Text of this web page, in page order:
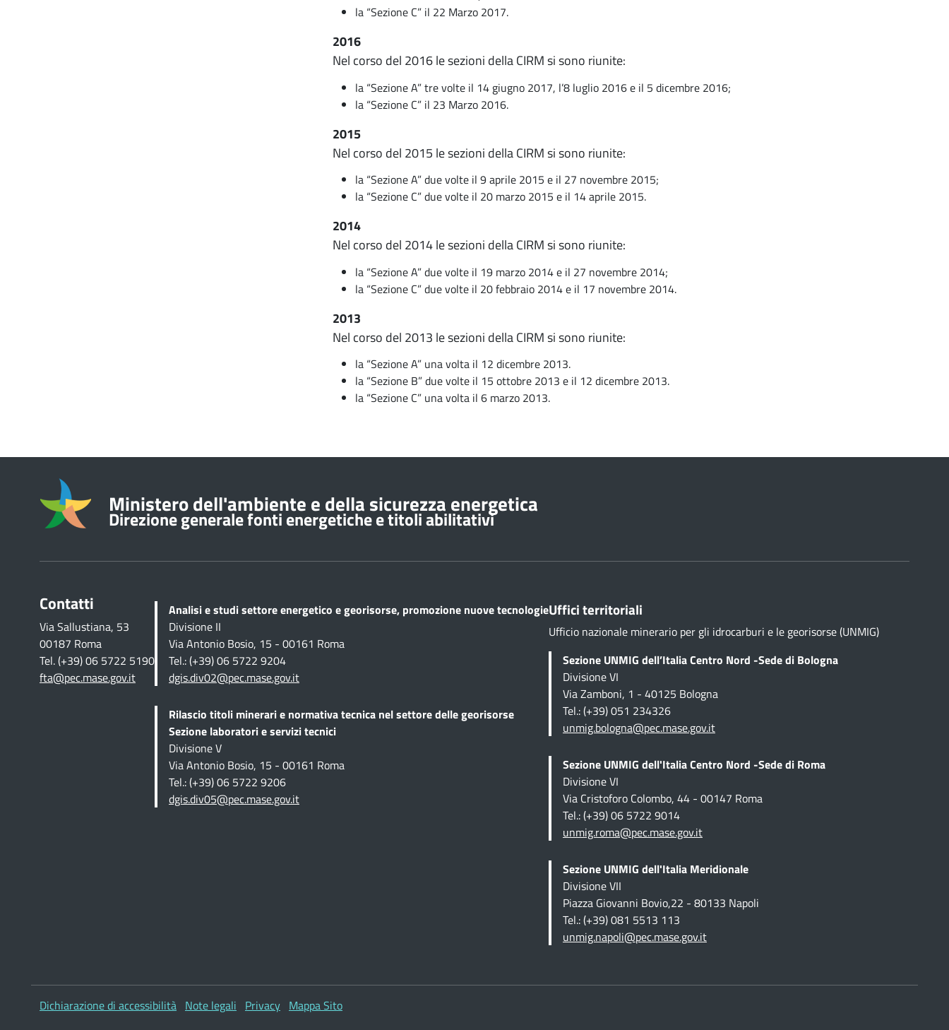
la “Sezione C” il 22 Marzo 2017.
2016
Nel corso del 2016 le sezioni della CIRM si sono riunite:
la “Sezione A” tre volte il 14 giugno 2017, l’8 luglio 2016 e il 5 dicembre 2016;
la “Sezione C” il 23 Marzo 2016.
2015
Nel corso del 2015 le sezioni della CIRM si sono riunite:
la “Sezione A” due volte il 9 aprile 2015 e il 27 novembre 2015;
la “Sezione C” due volte il 20 marzo 2015 e il 14 aprile 2015.
2014
Nel corso del 2014 le sezioni della CIRM si sono riunite:
la “Sezione A” due volte il 19 marzo 2014 e il 27 novembre 2014;
la “Sezione C” due volte il 20 febbraio 2014 e il 17 novembre 2014.
2013
Nel corso del 2013 le sezioni della CIRM si sono riunite:
la “Sezione A” una volta il 12 dicembre 2013.
la “Sezione B” due volte il 15 ottobre 2013 e il 12 dicembre 2013.
la “Sezione C” una volta il 6 marzo 2013.
Informazioni su
Ministero dell'ambiente e della sicurezza energetica
Direzione generale fonti energetiche e titoli abilitativi
Contatti
Via Sallustiana, 53
00187 Roma
Tel. (+39) 06 5722 5190
fta@pec.mase.gov.it
Analisi e studi settore energetico e georisorse, promozione nuove tecnologie
Divisione II
Via Antonio Bosio, 15 - 00161 Roma
Tel.: (+39) 06 5722 9204
dgis.div02@pec.mase.gov.it
Rilascio titoli minerari e normativa tecnica nel settore delle georisorse
Sezione laboratori e servizi tecnici
Divisione V
Via Antonio Bosio, 15 - 00161 Roma
Tel.: (+39) 06 5722 9206
dgis.div05@pec.mase.gov.it
Uffici territoriali
Ufficio nazionale minerario per gli idrocarburi e le georisorse (UNMIG)
Sezione UNMIG dell’Italia Centro Nord -Sede di Bologna
Divisione VI
Via Zamboni, 1 - 40125 Bologna
Tel.: (+39) 051 234326
unmig.bologna@pec.mase.gov.it
Sezione UNMIG dell'Italia Centro Nord -Sede di Roma
Divisione VI
Via Cristoforo Colombo, 44 - 00147 Roma
Tel.: (+39) 06 5722 9014
unmig.roma@pec.mase.gov.it
Sezione UNMIG dell'Italia Meridionale
Divisione VII
Piazza Giovanni Bovio,22 - 80133 Napoli
Tel.: (+39) 081 5513 113
unmig.napoli@pec.mase.gov.it
Altre informazioni
Dichiarazione di accessibilità Note legali Privacy Mappa Sito